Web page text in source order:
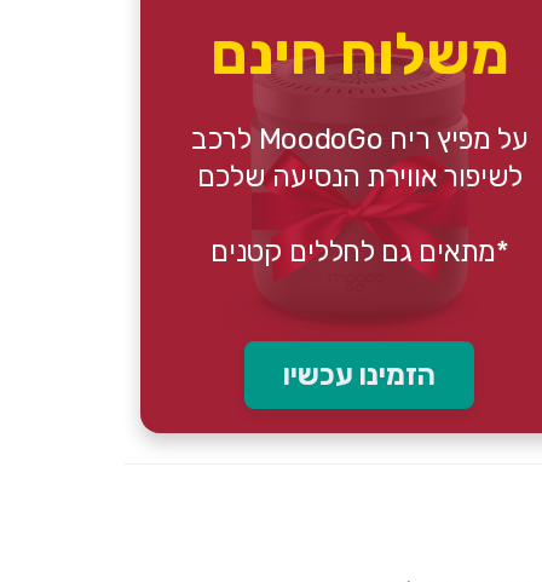
משלוח חינם
על מפיץ ריח MoodoGo לרכב
לשיפור אווירת הנסיעה שלכם
*מתאים גם לחללים קטנים
הזמינו עכשיו